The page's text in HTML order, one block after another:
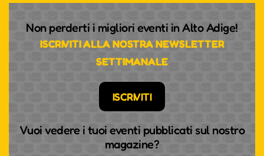
Non perderti i migliori eventi in Alto Adige!
ISCRIVITI ALLA NOSTRA NEWSLETTER
SETTIMANALE
ISCRIVITI
Vuoi vedere i tuoi eventi pubblicati sul nostro
magazine?